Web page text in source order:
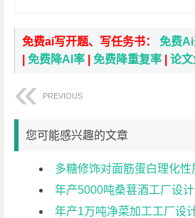
免费ai写开题、写任务书：免费
|免费降AI率 |免费降重复率 |论
PREVIOUS
您可能感兴趣的文章
多糖修饰对面筋蛋白理化性质
年产5000吨桑葚酒工厂设
年产1万吨净菜加工工厂设